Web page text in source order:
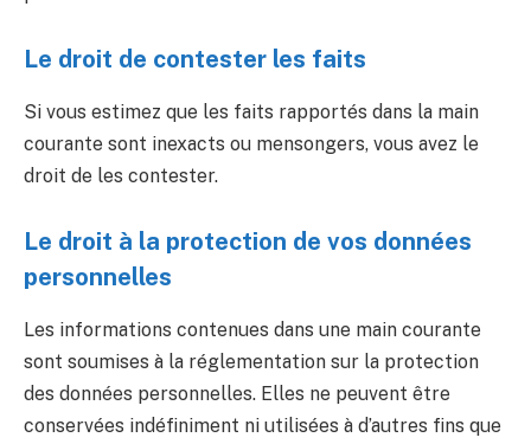
Le droit de contester les faits ️
Si vous estimez que les faits rapportés dans la main
courante sont inexacts ou mensongers, vous avez le
droit de les contester.
Le droit à la protection de vos données
personnelles
Les informations contenues dans une main courante
sont soumises à la réglementation sur la protection
des données personnelles. Elles ne peuvent être
conservées indéfiniment ni utilisées à d’autres fins que